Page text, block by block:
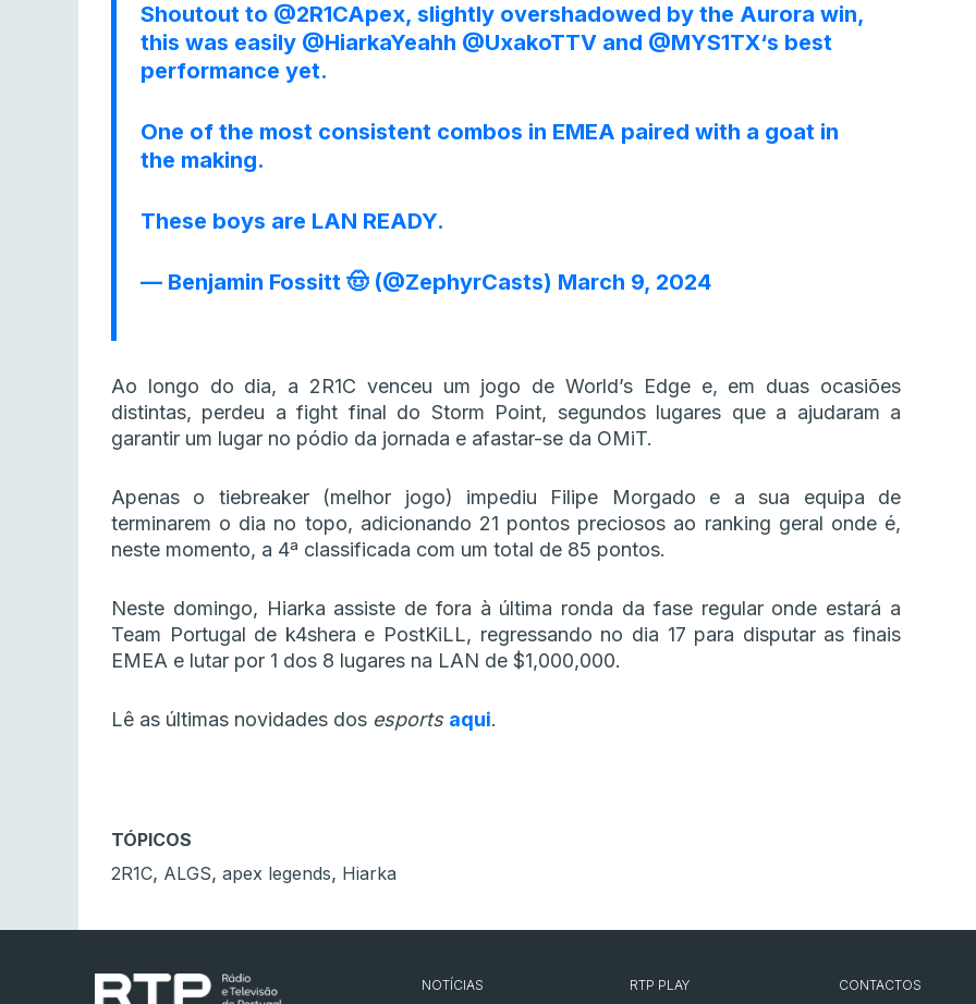
Shoutout to @2R1CApex, slightly overshadowed by the Aurora win,
this was easily @HiarkaYeahh @UxakoTTV and @MYS1TX‘s best
performance yet.
One of the most consistent combos in EMEA paired with a goat in
the making.
These boys are LAN READY.
— Benjamin Fossitt 🤠 (@ZephyrCasts) March 9, 2024
Ao longo do dia, a 2R1C venceu um jogo de World’s Edge e, em duas ocasiões
distintas, perdeu a fight final do Storm Point, segundos lugares que a ajudaram a
garantir um lugar no pódio da jornada e afastar-se da OMiT.
Apenas o tiebreaker (melhor jogo) impediu Filipe Morgado e a sua equipa de
terminarem o dia no topo, adicionando 21 pontos preciosos ao ranking geral onde é,
neste momento, a 4ª classificada com um total de 85 pontos.
Neste domingo, Hiarka assiste de fora à última ronda da fase regular onde estará a
Team Portugal de k4shera e PostKiLL, regressando no dia 17 para disputar as finais
EMEA e lutar por 1 dos 8 lugares na LAN de $1,000,000.
Lê as últimas novidades dos esports aqui.
TÓPICOS
2R1C, ALGS, apex legends, Hiarka
NOTÍCIAS
RTP PLAY
CONTACTOS